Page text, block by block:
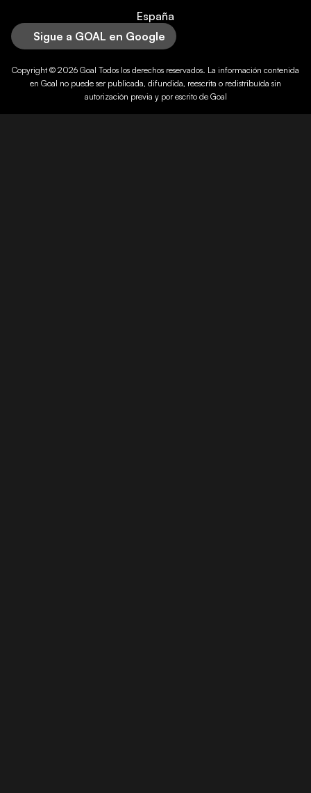
España
Sigue a GOAL en Google
Copyright © 2026 Goal Todos los derechos reservados. La información contenida
en Goal no puede ser publicada, difundida, reescrita o redistribuída sin
autorización previa y por escrito de Goal